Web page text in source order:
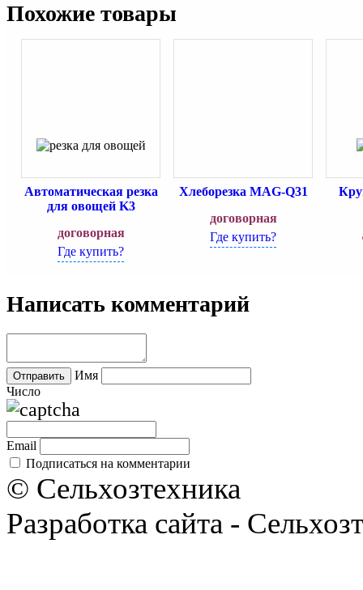
Похожие товары
Автоматическая резка
для овощей K3
договорная
Где купить?
Хлеборезка MAG-Q31
договорная
Где купить?
Написать комментарий
Имя
Число
Email
Подписаться на комментарии
© Сельхозтехника
Разработка сайта -